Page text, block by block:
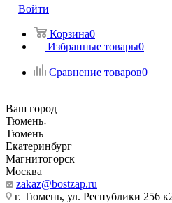
Войти
Корзина0
Избранные товары0
Сравнение товаров0
Ваш город
Тюмень
Тюмень
Екатеринбург
Магнитогорск
Москва
zakaz@bostzap.ru
г. Тюмень, ул. Республики 256